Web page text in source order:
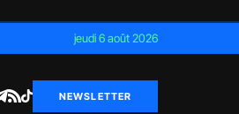
jeudi 6 août 2026
NEWSLETTER